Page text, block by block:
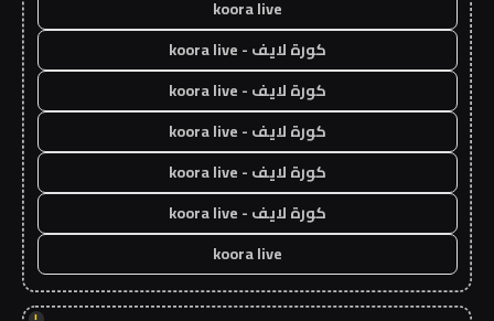
koora live
كورة لايف - koora live
كورة لايف - koora live
كورة لايف - koora live
كورة لايف - koora live
كورة لايف - koora live
koora live